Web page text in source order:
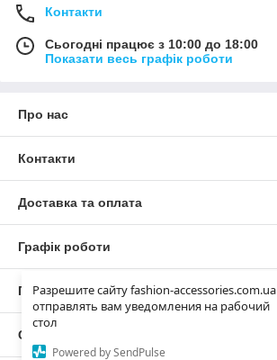
Разрешите сайту fashion-accessories.com.ua
отправлять вам уведомления на рабочий
стол
Powered by SendPulse
Контакти
Сьогодні працює з 10:00 до 18:00
Показати весь графік роботи
Про нас
Контакти
Доставка та оплата
Графік роботи
Повна версія сайту
Сайт створено на маркетплейсі